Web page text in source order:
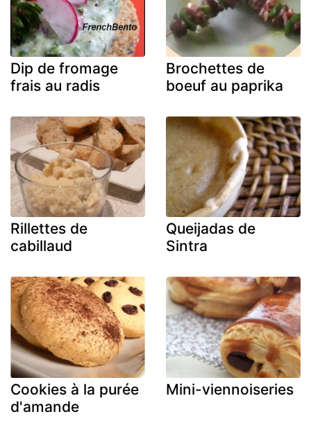
Dip de fromage
frais au radis
Brochettes de
boeuf au paprika
Rillettes de
cabillaud
Queijadas de
Sintra
Cookies à la purée
d'amande
Mini-viennoiseries